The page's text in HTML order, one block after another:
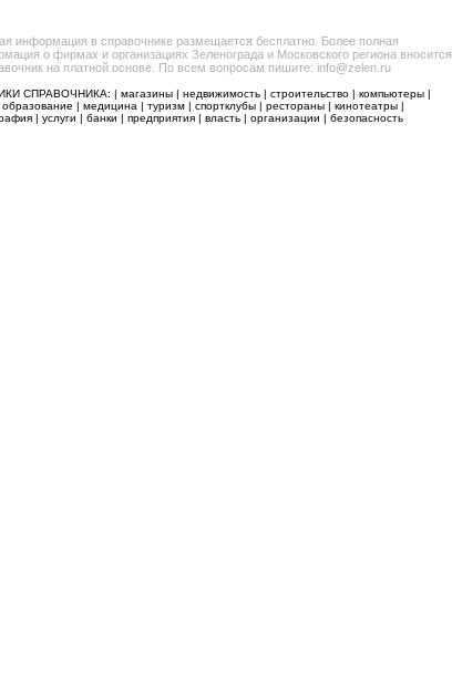
информация в справочнике размещается бесплатно. Более полная
о фирмах и организациях Зеленограда и Московского региона вносится
на платной основе. По всем вопросам пишите: info@zelen.ru
СПРАВОЧНИКА: | магазины недвижимость строительство компьютеры
образование медицина туризм спортклубы рестораны кинотеатры
услуги банки предприятия власть организации безопасность